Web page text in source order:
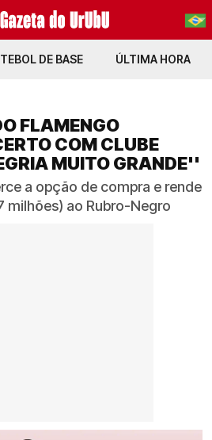
PT-BR
DE BASE ÚLTIMA HORA
FLAMENGO
COM CLUBE
MUITO GRANDE''
a opção de compra e rende
milhões) ao Rubro-Negro